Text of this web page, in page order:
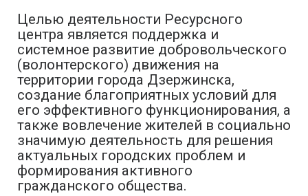
Целью деятельности Ресурсного
центра является поддержка и
системное развитие добровольческого
(волонтерского) движения на
территории города Дзержинска,
создание благоприятных условий для
его эффективного функционирования, а
также вовлечение жителей в социально
значимую деятельность для решения
актуальных городских проблем и
формирования активного
гражданского общества.